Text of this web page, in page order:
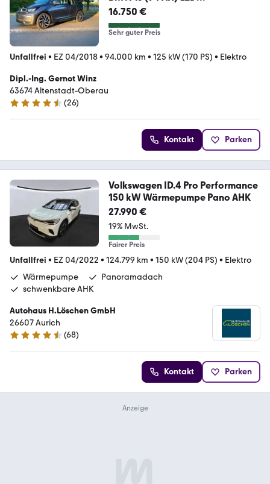
Panoramdach Harman Kadon
16.750 €
Sehr guter Preis
Unfallfrei • EZ 04/2018• 94.000 km • 125 kW (170 PS) • Elektro
Dipl.-Ing. Gernot Winz
63674 Altenstadt-Oberau
4.7 Sterne
(26)
Kontakt Parken
Volkswagen ID.4 Pro Performance
150 kW Wärmepumpe Pano AHK
27.990 €
19% MwSt.
Fairer Preis
Unfallfrei • EZ 04/2022 • 124.799 km • 150 kW (204 PS) • Elektro
Wärmepumpe
Panoramadach
schwenkbare AHK
Autohaus H.Löschen GmbH
26607 Aurich
4.7 Sterne
(68)
Kontakt Parken